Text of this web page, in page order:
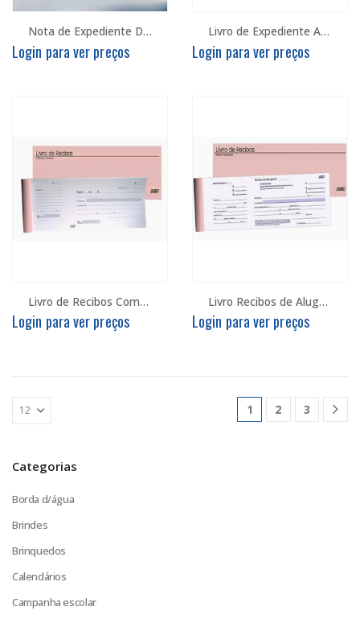
Nota de Expediente Duplo 215x155mm
Login para ver preços
Livro de Expediente A6 c/100x100Fls Autocopiativo
Login para ver preços
Livro de Recibos Comercial 100F
Login para ver preços
Livro Recibos de Aluguer C/100F
Login para ver preços
1 2 3
Categorias
Borda d/água
Brindes
Brinquedos
Calendários
Campanha escolar